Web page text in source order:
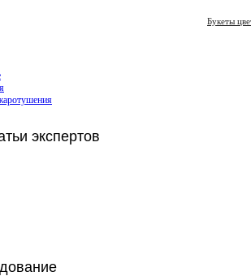
Букеты
экспертов